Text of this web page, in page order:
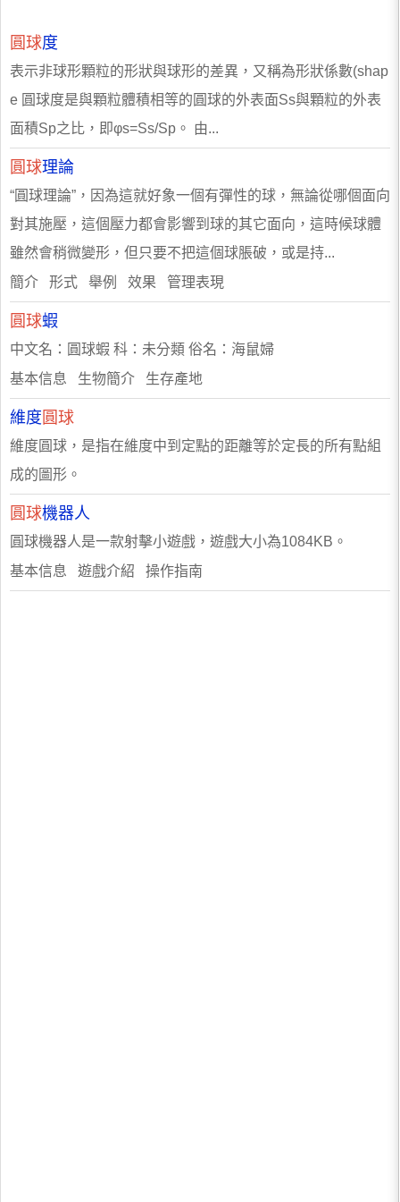
圓球度
表示非球形顆粒的形狀與球形的差異，又稱為形狀係數(shap
e 圓球度是與顆粒體積相等的圓球的外表面Ss與顆粒的外表
面積Sp之比，即φs=Ss/Sp。 由...
圓球理論
“圓球理論”，因為這就好象一個有彈性的球，無論從哪個面向
對其施壓，這個壓力都會影響到球的其它面向，這時候球體
雖然會稍微變形，但只要不把這個球脹破，或是持...
簡介 形式 舉例 效果 管理表現
圓球蝦
中文名：圓球蝦 科：未分類 俗名：海鼠婦
基本信息 生物簡介 生存產地
維度 圓球
維度圓球，是指在維度中到定點的距離等於定長的所有點組
成的圖形。
圓球機器人
圓球機器人是一款射擊小遊戲，遊戲大小為1084KB。
基本信息 遊戲介紹 操作指南